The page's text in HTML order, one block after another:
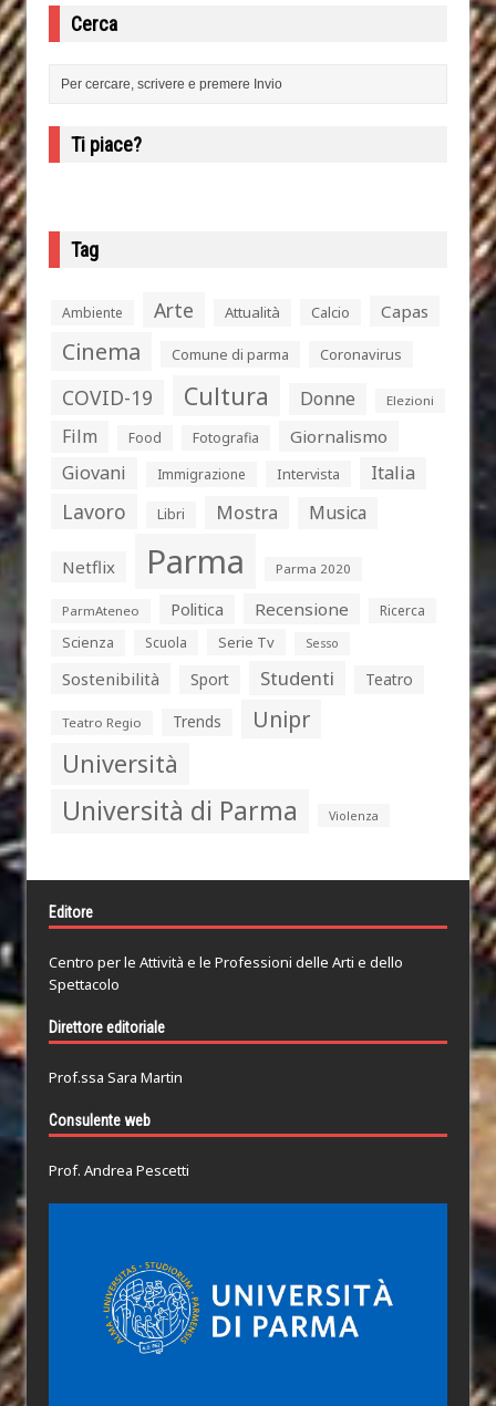
Cerca
Ti piace?
Tag
Ambiente Arte Attualità Calcio Capas
Cinema Comune di parma Coronavirus
COVID-19 Cultura Donne Elezioni
Film Food Fotografia Giornalismo
Giovani Immigrazione Intervista Italia
Lavoro Libri Mostra Musica
Netflix Parma Parma 2020
ParmAteneo Politica Recensione
Ricerca
Scienza
Scuola Serie Tv Sesso
Sostenibilità Sport Studenti Teatro
Teatro Regio Trends Unipr
Università
Università di Parma Violenza
Editore
Centro per le Attività e le Professioni delle Arti e dello
Spettacolo
Direttore editoriale
Prof.ssa Sara Martin
Consulente web
Prof. Andrea Pescetti